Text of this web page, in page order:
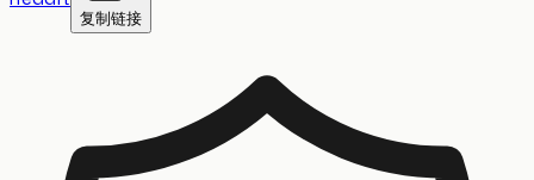
复制链接